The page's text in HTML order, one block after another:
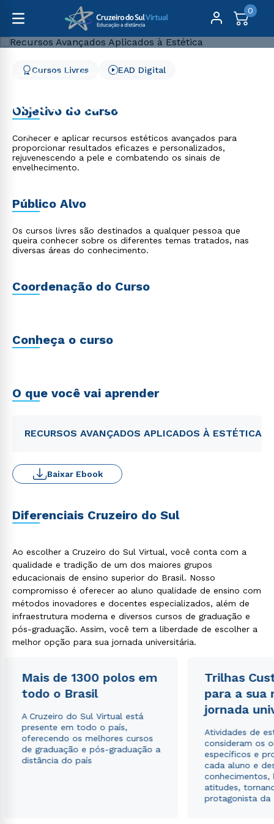
0
Cursos Livres
Saúde
Recursos Avançados
Aplicados à Estética
Cursos Livres EAD Digital
Objetivo do curso
Conhecer e aplicar recursos estéticos avançados para
proporcionar resultados eficazes e personalizados,
rejuvenescendo a pele e combatendo os sinais de
envelhecimento.
Público Alvo
Os cursos livres são destinados a qualquer pessoa que
queira conhecer sobre os diferentes temas tratados, nas
diversas áreas do conhecimento.
Coordenação do Curso
Conheça o curso
O que você vai aprender
RECURSOS AVANÇADOS APLICADOS À ESTÉTICA
Baixar Ebook
Diferenciais Cruzeiro do Sul
Ao escolher a Cruzeiro do Sul Virtual, você conta com a
qualidade e tradição de um dos maiores grupos
educacionais de ensino superior do Brasil. Nosso
compromisso é oferecer ao aluno qualidade de ensino com
métodos inovadores e docentes especializados, além de
infraestrutura moderna e diversos cursos de graduação e
pós-graduação. Assim, você tem a liberdade de escolher a
melhor opção para sua jornada universitária.
Mais de 1300 polos em
todo o Brasil
A Cruzeiro do Sul Virtual está
presente em todo o país,
oferecendo os melhores cursos
de graduação e pós-graduação a
distância do país
Trilhas
para a sua
jornada
Atividades de
consideram os
específicos e
cada aluno e
conhecimentos,
atitudes,
protagonista da